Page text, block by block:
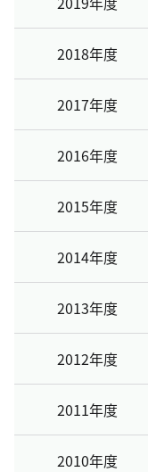
2018年度
2017年度
2016年度
2015年度
2014年度
2013年度
2012年度
2011年度
2010年度